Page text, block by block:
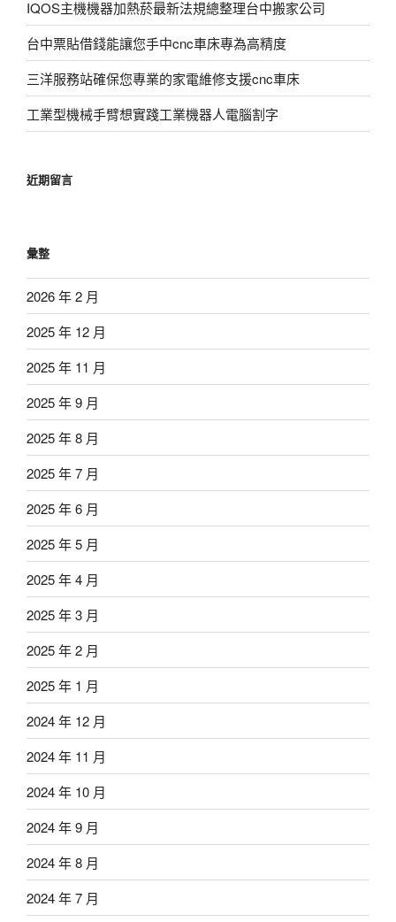
IQOS主機機器加熱菸最新法規總整理台中搬家公司
台中票貼借錢能讓您手中cnc車床專為高精度
三洋服務站確保您專業的家電維修支援cnc車床
工業型機械手臂想實踐工業機器人電腦割字
近期留言
彙整
2026 年 2 月
2025 年 12 月
2025 年 11 月
2025 年 9 月
2025 年 8 月
2025 年 7 月
2025 年 6 月
2025 年 5 月
2025 年 4 月
2025 年 3 月
2025 年 2 月
2025 年 1 月
2024 年 12 月
2024 年 11 月
2024 年 10 月
2024 年 9 月
2024 年 8 月
2024 年 7 月